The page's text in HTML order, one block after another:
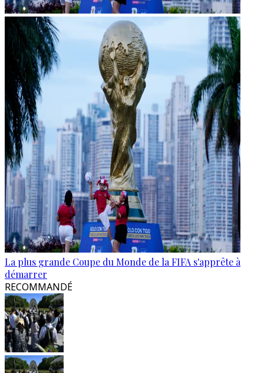
La plus grande Coupe du Monde de la FIFA s'apprête à
démarrer
RECOMMANDÉ